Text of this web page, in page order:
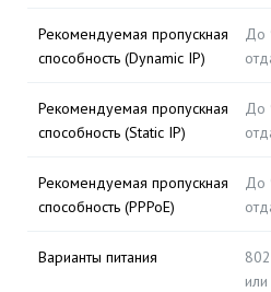
Рекомендуемая пропускная
способность (Dynamic IP)
До
Рекомендуемая пропускная
способность (Static IP)
До
Рекомендуемая пропускная
способность (PPPoE)
До
Варианты питания